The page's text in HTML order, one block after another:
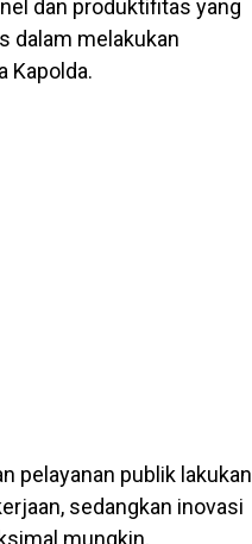
dan produktifitas yang
dalam melakukan
Kapolda.
pelayanan publik lakukan
sedangkan inovasi
mungkin.